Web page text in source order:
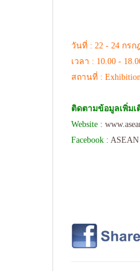
วันที่ : 22 - 24 กรก
เวลา : 10.00 -
สถานที่ :
ติดตามข้อมูลเพิ่มเ
Website :
Facebook :